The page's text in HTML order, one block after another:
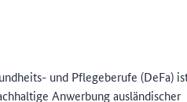
und Pflegeberufe (DeFa)
Anwerbung ausländischer